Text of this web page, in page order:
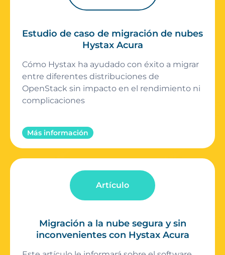
Estudio de caso de migración de nubes
Hystax Acura
Cómo Hystax ha ayudado con éxito a migrar
entre diferentes distribuciones de
OpenStack sin impacto en el rendimiento ni
complicaciones
Más información
Artículo
Migración a la nube segura y sin
inconvenientes con Hystax Acura